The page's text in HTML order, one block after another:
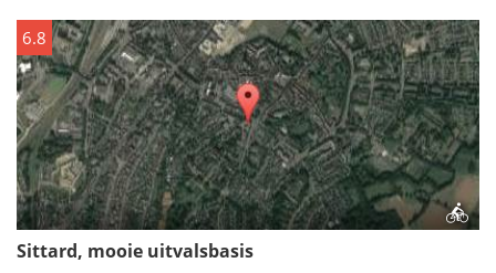
6.8
Sittard, mooie uitvalsbasis